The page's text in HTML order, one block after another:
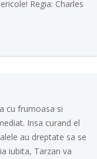
Regia: Charles
cu frumoasa si
Insa curand el
au dreptate sa se
iubita, Tarzan va